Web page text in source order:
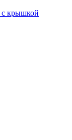
с крышкой